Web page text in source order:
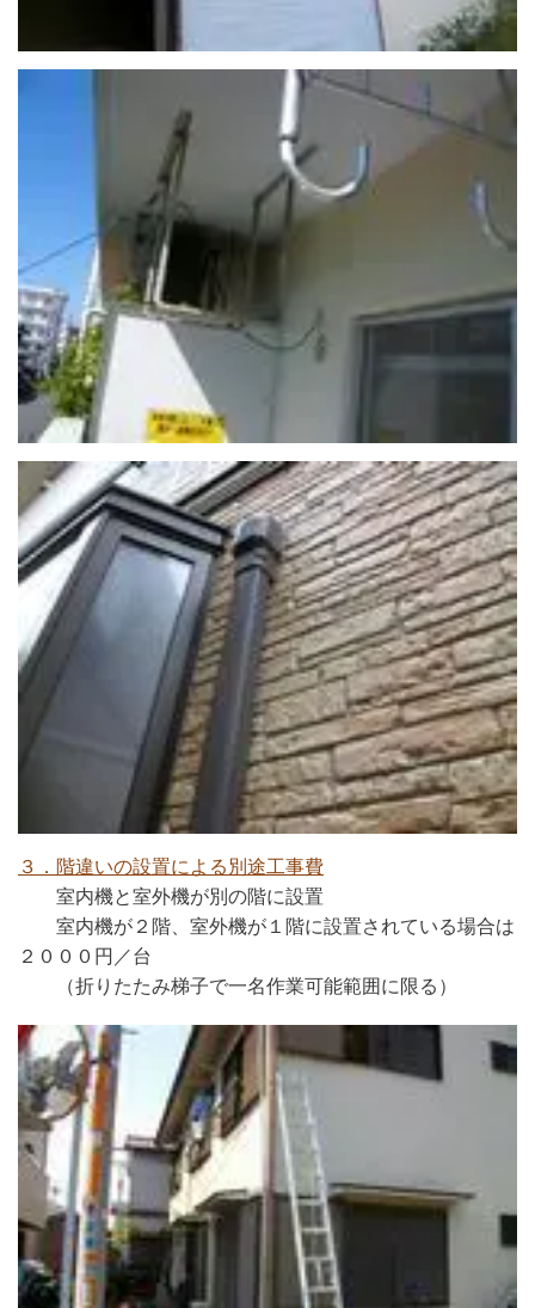
３．階違いの設置による別途工事費
室内機と室外機が別の階に設置
室内機が２階、室外機が１階に設置されている場合は
２０００円／台
（折りたたみ梯子で一名作業可能範囲に限る）